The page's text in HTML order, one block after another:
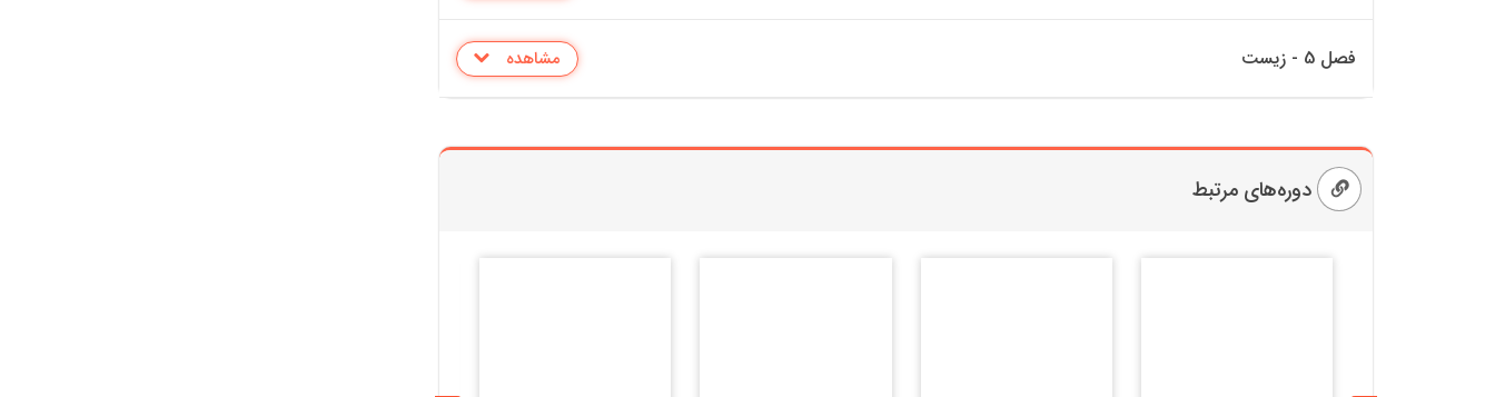
فصل 5 - زیست مشاهده
دوره‌های مرتبط